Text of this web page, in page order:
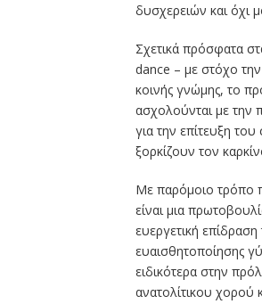
δυσχερειών και όχι
Σχετικά πρόσφατα
dance – με στόχο
κοινής γνώμης, το
ασχολούνται με
για την επίτευξη
ξορκίζουν τον
Με παρόμοιο τρόπο
είναι μια
ευεργετική
ευαισθητοποίησης
ειδικότερα στην
ανατολίτικου χορού